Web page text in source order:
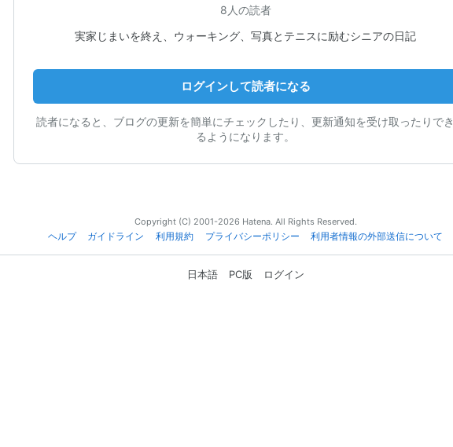
8人の読者
実家じまいを終え、ウォーキング、写真とテニスに励むシニアの日記
ログインして読者になる
読者になると、ブログの更新を簡単にチェックしたり、更新通知を受け取ったりでき
るようになります。
Copyright (C) 2001-2026 Hatena. All Rights Reserved.
ヘルプ
ガイドライン 利用規約 プライバシーポリシー 利用者情報の外部送信について
日本語 PC版 ログイン